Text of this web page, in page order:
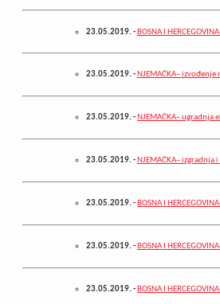
23.05.2019.- BOSNA I
23.05.2019.-NJEMAČKA–
23.05.2019.-NJEMAČKA– ugradnja
23.05.2019.-NJEMAČKA–
23.05.2019.-BOSNA I
23.05.2019.- BOSNA I
23.05.2019.- BOSNA I